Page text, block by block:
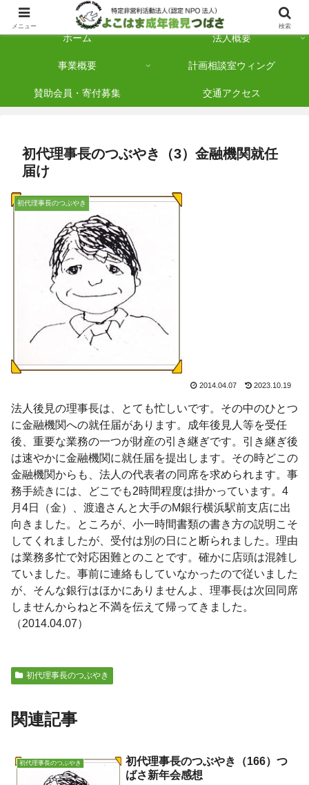
横浜市保土ケ谷区を拠点に「法人後見」を多数手がけている認定NPO法人です
ホーム 法人概要
事業概要 計画相談室ウィング
賛助会員・寄付募集 交通アクセス
初代理事長のつぶやき（3）金融機関就任
届け
初代理事長のつぶやき
2014.04.07 2023.10.19
法人後見の理事長は、とても忙しいです。その中のひとつ
に金融機関への就任届があります。成年後見人等を受任
後、重要な業務の一つが財産の引き継ぎです。引き継ぎ後
は速やかに金融機関に就任届を提出します。その時どこの
金融機関からも、法人の代表者の同席を求められます。事
務手続きには、どこでも2時間程度は掛かっています。4
月4日（金）、渡邉さんと大手のM銀行横浜駅前支店に出
向きました。ところが、小一時間書類の書き方の説明こそ
してくれましたが、受付は別の日にと断られました。理由
は業務多忙で対応困難とのことです。確かに店頭は混雑し
ていました。事前に連絡もしていなかったので従いました
が、そんな銀行はほかにありませんよ、理事長は次回同席
しませんからねと不満を伝えて帰ってきました。
（2014.04.07）
初代理事長のつぶやき
関連記事
初代理事長のつぶやき
初代理事長のつぶやき（166）つ
ばさ新年会感想
メニュー 検索